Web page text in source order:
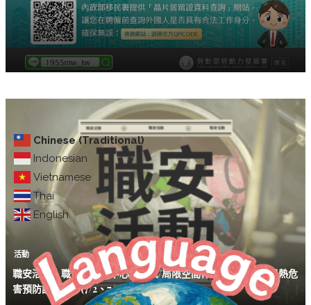
Chinese (Traditional)
Indonesian
Vietnamese
Thai
English
活動
職安活動｜職安署北區中心「缺氧/局限空間作業暨戶外高氣溫熱危
害預防說明會」(7/2、7/7、7/15)